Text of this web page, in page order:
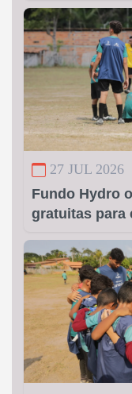
27 JUL 2026
Fundo Hydro
gratuitas para